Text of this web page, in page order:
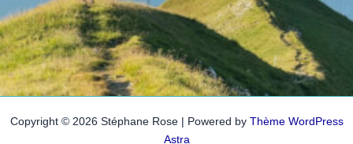
Copyright © 2026 Stéphane Rose | Powered by Thème WordPress
Astra